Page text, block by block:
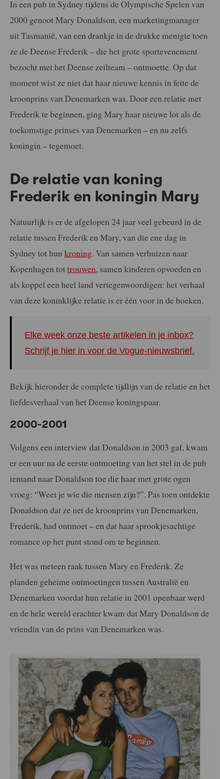
In een pub in Sydney tijdens de Olympische Spelen van
2000 genoot Mary Donaldson, een marketingmanager
uit Tasmanië, van een drankje in de drukke menigte toen
ze de Deense Frederik – die het grote sportevenement
bezocht met het Deense zeilteam – ontmoette. Op dat
moment wist ze niet dat haar nieuwe kennis in feite de
kroonprins van Denemarken was. Door een relatie met
Frederik te beginnen, ging Mary haar nieuwe lot als de
toekomstige prinses van Denemarken – en nu zelfs
koningin – tegemoet.
De relatie van koning
Frederik en koningin Mary
Natuurlijk is er de afgelopen 24 jaar veel gebeurd in de
relatie tussen Frederik en Mary, van die ene dag in
Sydney tot hun kroning. Van samen verhuizen naar
Kopenhagen tottrouwen, samen kinderen opvoeden en
als koppel een heel land vertegenwoordigen: het verhaal
van deze koninklijke relatie is er één voor in de boeken.
Elke week onze beste artikelen in je inbox?
Schrijf je hier in voor de Vogue-nieuwsbrief.
Bekijk hieronder de complete tijdlijn van de relatie en het
liefdesverhaal van het Deense koningspaar.
2000-2001
Volgens een interview dat Donaldson in 2003 gaf, kwam
er een uur na de eerste ontmoeting van het stel in de pub
iemand naar Donaldson toe die haar met grote ogen
vroeg: “Weet je wie die mensen zijn?”. Pas toen ontdekte
Donaldson dat ze net de kroonprins van Denemarken,
Frederik, had ontmoet – en dat haar sprookjesachtige
romance op het punt stond om te beginnen.
Het was meteen raak tussen Mary en Frederik. Ze
planden geheime ontmoetingen tussen Australië en
Denemarken voordat hun relatie in 2001 openbaar werd
en de hele wereld erachter kwam dat Mary Donaldson de
vriendin van de prins van Denemarken was.